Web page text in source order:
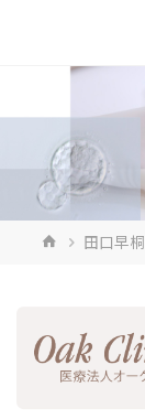
キ
ホ 田口早桐